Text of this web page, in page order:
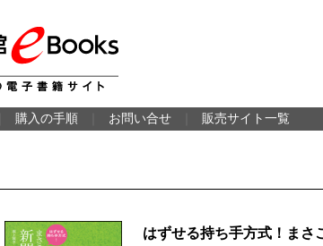
購入の手順 お問い合せ 販売サイト一覧
はずせる持ち手方式！まさ